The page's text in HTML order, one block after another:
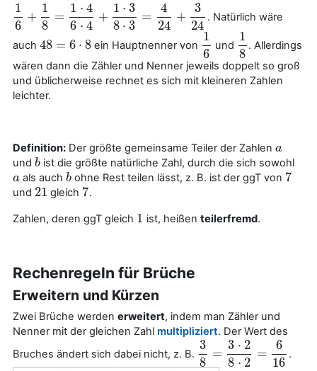
1
6
+
1
8
=
1 ⋅ 4
6 ⋅ 4
+
1 ⋅ 3
8 ⋅ 3
=
4
24
+
3
24
16 +18= ⋅4 6⋅4+1⋅ 38 3=424+ 324 . Natürlich wäre
auch 48 = 6 ⋅ 8
48 =6 8 ein Hauptnenner von
1
6
16 und
1
8
18. Allerdings
wären dann die Zähler und Nenner jeweils doppelt so groß
und üblicherweise rechnet es sich mit kleineren Zahlen
leichter.
Definition: Der größte gemeinsame Teiler der Zahlen a
a
und b
bist die größte natürliche Zahl, durch die sich sowohl
a
a als auchb
b ohne Rest teilen lässt, z. B. ist der ggT von 7
7
und 21
21 gleich 7
7.
Zahlen, deren ggT gleich 1
1 ist, heißen teilerfremd.
Rechenregeln für Brüche
Erweitern und Kürzen
Zwei Brüche werden erweitert, indem man Zähler und
Nenner mit der gleichen Zahl multipliziert. Der Wert des
Bruches ändert sich dabei nicht, z. B.
3
8
=
3 ⋅ 2
8 ⋅ 2
=
6
16
38 =3 28⋅2= 616 .